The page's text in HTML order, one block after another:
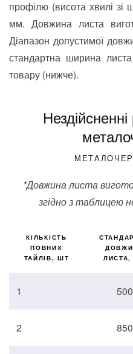
профілю (висота хвилі зі
мм. Довжина листа
Діапазон допустимої
стандартна ширина
товару (нижче).
*Довжина листа
згідно з таблицею
КІЛЬКІСТЬ
ПОВНИХ
ТАЙЛІВ, ШТ
1 500
2 850